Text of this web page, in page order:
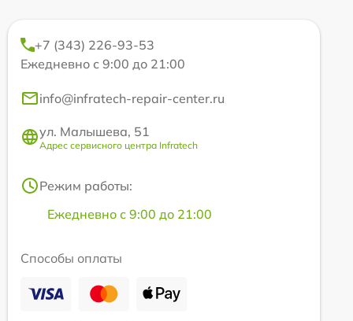
+7 (343) 226-93-53
Ежедневно с 9:00 до 21:00
info@infratech-repair-center.ru
ул. Малышева, 51
Адрес сервисного центра Infratech
Режим работы:
Ежедневно с 9:00 до 21:00
Способы оплаты